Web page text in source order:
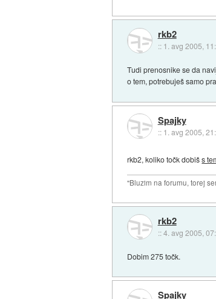
rkb2
:: 1. avg 2005,
Tudi prenosnike se da
o tem, potrebuješ samo
Spajky
:: 1. avg 2005,
rkb2, koliko točk dobišs
"Bluzim na forumu, torej
rkb2
::4. avg 2005,
Dobim 275 točk.
Spajky